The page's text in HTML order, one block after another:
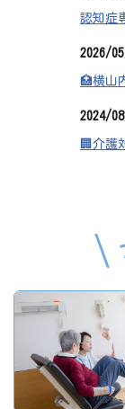
認知症
2026/
🏥横山
2024/
🏢介護